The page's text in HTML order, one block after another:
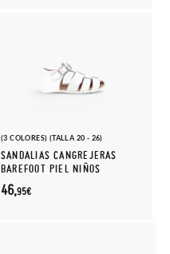
(3 COLORES) (TALLA 20 - 26)
SANDALIAS CANGREJERAS
BAREFOOT PIEL NIÑOS
46,95€